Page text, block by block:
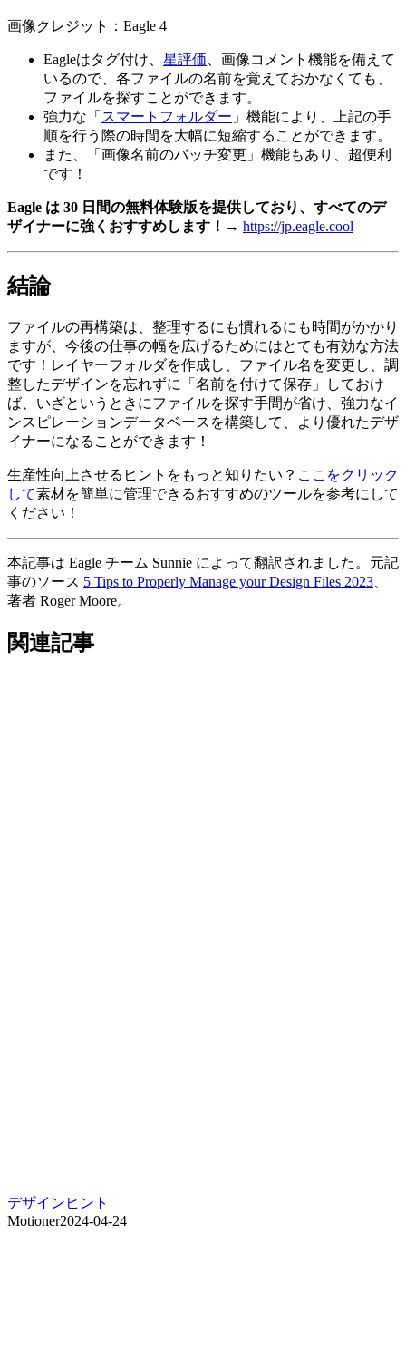
画像クレジット：Eagle 4
Eagleはタグ付け、 星評価 、画像コメント機能を備えて
いるので、各ファイルの名前を覚えておかなくても、
ファイルを探すことができます。
強力な「 スマートフォルダー 」機能により、上記の手
順を行う際の時間を大幅に短縮することができます。
また、「画像名前のバッチ変更」機能もあり、超便利
です！
Eagle は 30 日間の無料体験版を提供しており、すべてのデ
ザイナーに強くおすすめします！→ https://jp.eagle.cool
結論
ファイルの再構築は、整理するにも慣れるにも時間がかかり
ますが、今後の仕事の幅を広げるためにはとても有効な方法
です！レイヤーフォルダを作成し、ファイル名を変更し、調
整したデザインを忘れずに「名前を付けて保存」しておけ
ば、いざというときにファイルを探す手間が省け、強力なイ
ンスピレーションデータベースを構築して、より優れたデザ
イナーになることができます！
生産性向上させるヒントをもっと知りたい？ ここをクリック
して素材を簡単に管理できるおすすめのツールを参考にして
ください！
本記事は Eagle チーム Sunnie によって翻訳されました。元記
事のソース 5 Tips to Properly Manage your Design Files 2023
著者 Roger Moore。
関連記事
デザインヒント
Motioner2024-04-24